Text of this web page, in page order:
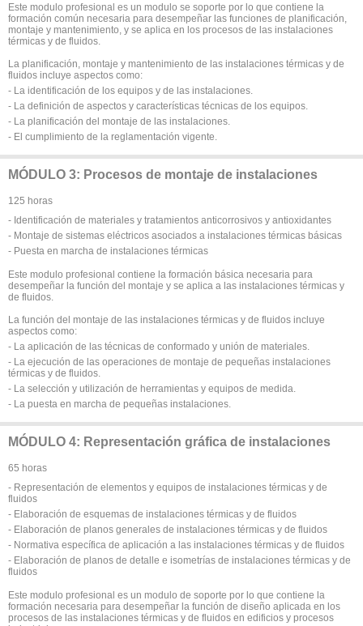
Este modulo profesional es un modulo se soporte por lo que contiene la
formación común necesaria para desempeñar las funciones de planificación,
montaje y mantenimiento, y se aplica en los procesos de las instalaciones
térmicas y de fluidos.
La planificación, montaje y mantenimiento de las instalaciones térmicas y de
fluidos incluye aspectos como:
- La identificación de los equipos y de las instalaciones.
- La definición de aspectos y características técnicas de los equipos.
- La planificación del montaje de las instalaciones.
- El cumplimiento de la reglamentación vigente.
MÓDULO 3: Procesos de montaje de instalaciones
125 horas
- Identificación de materiales y tratamientos anticorrosivos y antioxidantes
- Montaje de sistemas eléctricos asociados a instalaciones térmicas básicas
- Puesta en marcha de instalaciones térmicas
Este modulo profesional contiene la formación básica necesaria para
desempeñar la función del montaje y se aplica a las instalaciones térmicas y
de fluidos.
La función del montaje de las instalaciones térmicas y de fluidos incluye
aspectos como:
- La aplicación de las técnicas de conformado y unión de materiales.
- La ejecución de las operaciones de montaje de pequeñas instalaciones
térmicas y de fluidos.
- La selección y utilización de herramientas y equipos de medida.
- La puesta en marcha de pequeñas instalaciones.
MÓDULO 4: Representación gráfica de instalaciones
65 horas
- Representación de elementos y equipos de instalaciones térmicas y de
fluidos
- Elaboración de esquemas de instalaciones térmicas y de fluidos
- Elaboración de planos generales de instalaciones térmicas y de fluidos
- Normativa específica de aplicación a las instalaciones térmicas y de fluidos
- Elaboración de planos de detalle e isometrías de instalaciones térmicas y de
fluidos
Este modulo profesional es un modulo de soporte por lo que contiene la
formación necesaria para desempeñar la función de diseño aplicada en los
procesos de las instalaciones térmicas y de fluidos en edificios y procesos